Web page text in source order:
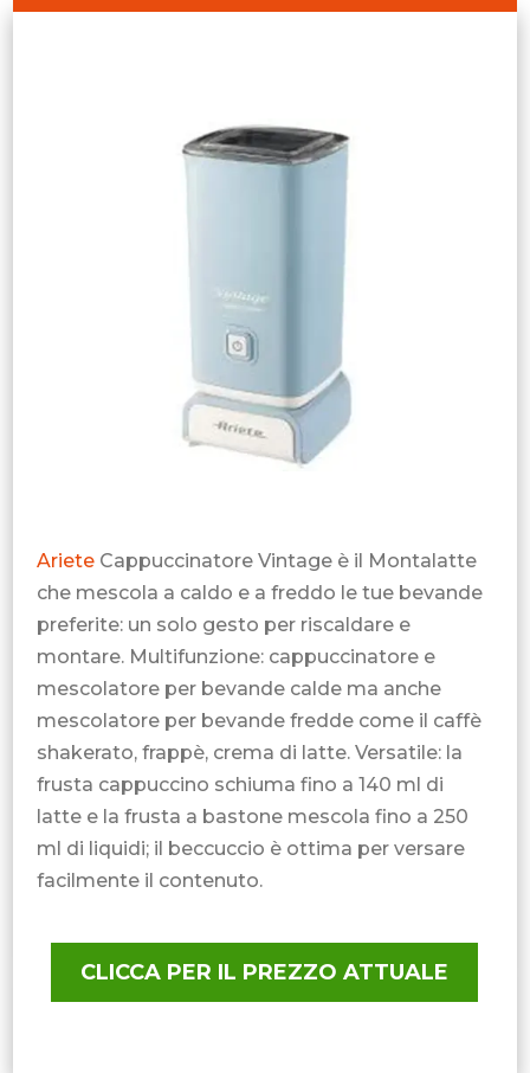
Ariete Cappuccinatore Vintage è il Montalatte
che mescola a caldo e a freddo le tue bevande
preferite: un solo gesto per riscaldare e
montare. Multifunzione: cappuccinatore e
mescolatore per bevande calde ma anche
mescolatore per bevande fredde come il caffè
shakerato, frappè, crema di latte. Versatile: la
frusta cappuccino schiuma fino a 140 ml di
latte e la frusta a bastone mescola fino a 250
ml di liquidi; il beccuccio è ottima per versare
facilmente il contenuto.
CLICCA PER IL PREZZO ATTUALE